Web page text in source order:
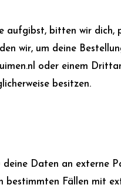
aufgibst, bitten wir
wir, um deine
oder einem
besitzen.
Daten an externe
bestimmten Fällen mit